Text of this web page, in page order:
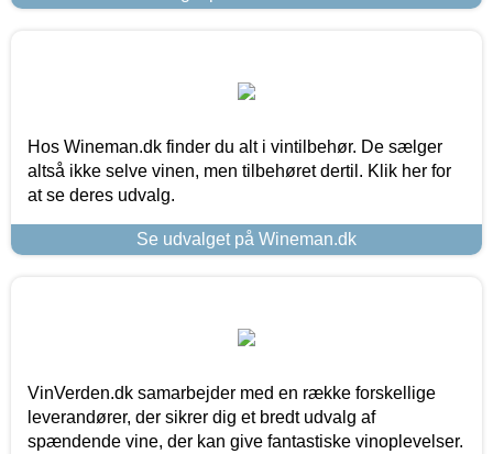
Hos Wineman.dk finder du alt i vintilbehør. De sælger
altså ikke selve vinen, men tilbehøret dertil. Klik her for
at se deres udvalg.
Se udvalget på Wineman.dk
VinVerden.dk samarbejder med en række forskellige
leverandører, der sikrer dig et bredt udvalg af
spændende vine, der kan give fantastiske vinoplevelser.